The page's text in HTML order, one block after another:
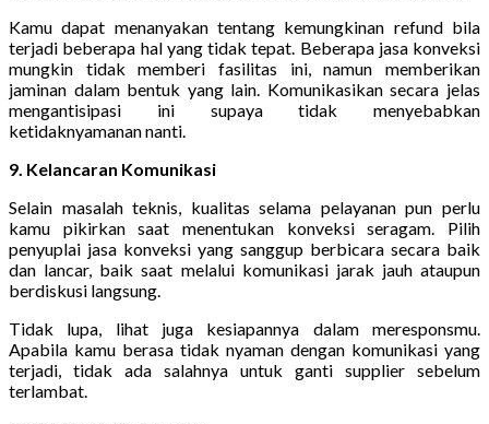
Kamu dapat menanyakan tentang kemungkinan refund bila
terjadi beberapa hal yang tidak tepat. Beberapa jasa konveksi
mungkin tidak memberi fasilitas ini, namun memberikan
jaminan dalam bentuk yang lain. Komunikasikan secara jelas
mengantisipasi ini supaya tidak menyebabkan
ketidaknyamanan nanti.
9. Kelancaran Komunikasi
Selain masalah teknis, kualitas selama pelayanan pun perlu
kamu pikirkan saat menentukan konveksi seragam. Pilih
penyuplai jasa konveksi yang sanggup berbicara secara baik
dan lancar, baik saat melalui komunikasi jarak jauh ataupun
berdiskusi langsung.
Tidak lupa, lihat juga kesiapannya dalam meresponsmu.
Apabila kamu berasa tidak nyaman dengan komunikasi yang
terjadi, tidak ada salahnya untuk ganti supplier sebelum
terlambat.